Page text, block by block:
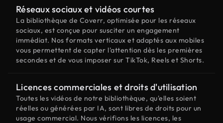
Réseaux sociaux et vidéos courtes
La bibliothèque de Coverr, optimisée pour les réseaux
sociaux, est conçue pour susciter un engagement
immédiat. Nos formats verticaux et adaptés aux mobiles
vous permettent de capter l'attention dès les premières
secondes et de vous imposer sur TikTok, Reels et Shorts.
Licences commerciales et droits d'utilisation
Toutes les vidéos de notre bibliothèque, qu'elles soient
réelles ou générées par IA, sont libres de droits pour un
usage commercial. Nous vérifions les licences, les